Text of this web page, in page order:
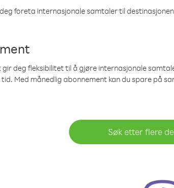
foreta internasjonale samtaler til
deg fleksibilitet til å gjøre internasjonale
Med månedlig abonnement kan du spare på
Søk etter flere